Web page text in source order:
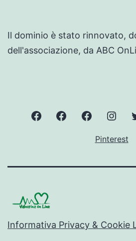
Il dominio è stato rinnovato,
dell'associazione, da ABC
ValnerinaOnLine
Norcia Cascate
delle –
Pinterest
Informativa Privacy & Cookie